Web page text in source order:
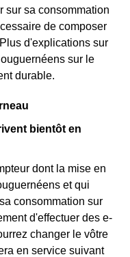
sur sa consommation
de composer
d'explications sur
sur le
durable.
bientôt en
dont la mise en
et qui
consommation sur
d'effectuer des e-
changer le vôtre
en service suivant